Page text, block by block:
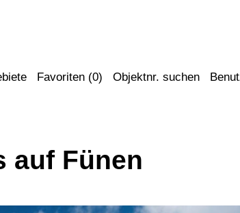
Favoriten (0) Objektnr. suchen
auf Fünen